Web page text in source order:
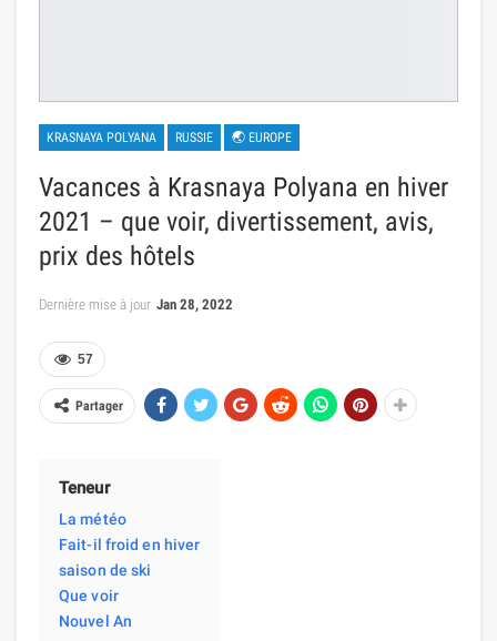
KRASNAYA POLYANA RUSSIE 🌏 EUROPE
Vacances à Krasnaya Polyana en hiver
2021 – que voir, divertissement, avis,
prix des hôtels
Dernière mise à jour Jan 28, 2022
57
Partager
Teneur
La météo
Fait-il froid en hiver
saison de ski
Que voir
Nouvel An